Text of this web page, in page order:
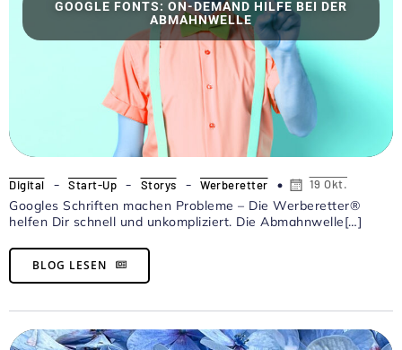
GOOGLE FONTS: ON-DEMAND HILFE BEI DER
ABMAHNWELLE
Digital - Start-Up - Storys - Werberetter 19 Okt.
Googles Schriften machen Probleme – Die Werberetter®
helfen Dir schnell und unkompliziert. Die Abmahnwelle[…]
BLOG LESEN